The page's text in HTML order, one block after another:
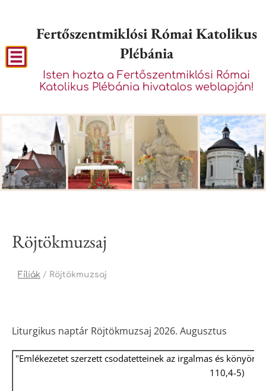
Fertőszentmiklósi Római Katolikus
Plébánia
Isten hozta a Fertőszentmiklósi Római
Katolikus Plébánia hivatalos weblapján!
Röjtökmuzsaj
Fíliák / Röjtökmuzsaj
Liturgikus naptár Röjtökmuzsaj 2026. Augusztus
"Emlékezetet szerzett csodatetteinek az irgalmas és
110,4-5)